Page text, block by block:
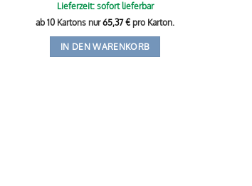
Lieferzeit: sofort lieferbar
ab 10 Kartons nur65,37€ pro Karton.
IN DEN WARENKORB